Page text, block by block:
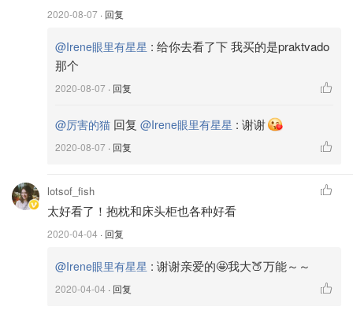
图片来自于网络 ，版权属于原作者
己的创新，还把
等丝绸工艺融入产品，可
见品牌本身真的对产品设计注入了很大的
北美这里的产品不像国内提供那么多刺绣的选择，不过现有
的产品也非常简约、大气，绝对是给家里增添质感必备的好
看个小小的视频整体感受一下吧！
2020-08-07 · 回复
@Irene眼里有星星 : 给你去看了下 我买的是praktvado
那个
2020-08-07 · 回复
@厉害的猫 回复 @Irene眼里有星星 : 谢谢
2020-08-07 · 回复
lotsof_fish
太好看了！抱枕和床头柜也各种好看
2020-04-04 · 回复
@Irene眼里有星星 : 谢谢亲爱的🤩我大🍑万能～～
2020-04-04 · 回复